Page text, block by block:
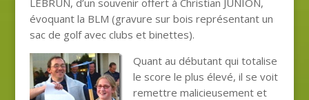
évoquant la BLM (gravure sur bois représentant un
sac de golf avec clubs et binettes).
Quant au débutant qui totalise
le score le plus élevé, il se voit
remettre malicieusement et